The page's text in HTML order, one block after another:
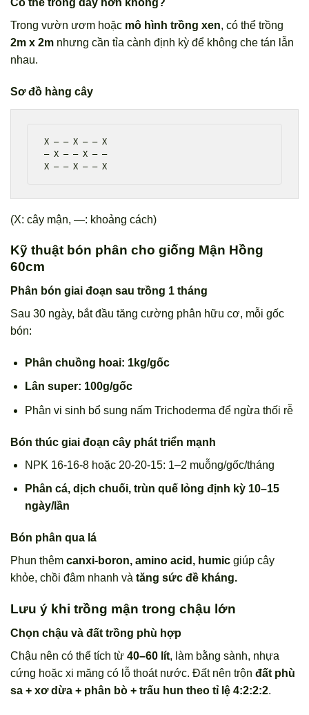
Trong vườn ươm hoặc mô hình trồng xen, có thể trồng
2m x 2m nhưng cần tỉa cành định kỳ để không che tán lẫn
nhau.
Sơ đồ hàng cây
X — — X — — X
— X — — X — —
X — — X — — X
(X: cây mận, —: khoảng cách)
Kỹ thuật bón phân cho giống Mận Hồng
60cm
Phân bón giai đoạn sau trồng 1 tháng
Sau 30 ngày, bắt đầu tăng cường phân hữu cơ, mỗi gốc
bón:
Phân chuồng hoai: 1kg/gốc
Lân super: 100g/gốc
Phân vi sinh bổ sung nấm Trichoderma để ngừa thối rễ
Bón thúc giai đoạn cây phát triển mạnh
NPK 16-16-8 hoặc 20-20-15: 1–2 muỗng/gốc/tháng
Phân cá, dịch chuối, trùn quế lỏng định kỳ 10–15
ngày/lần
Bón phân qua lá
Phun thêm canxi-boron, amino acid, humic giúp cây
khỏe, chồi đâm nhanh và tăng sức đề kháng.
Lưu ý khi trồng mận trong chậu lớn
Chọn chậu và đất trồng phù hợp
Chậu nên có thể tích từ 40–60 lít, làm bằng sành, nhựa
cứng hoặc xi măng có lỗ thoát nước. Đất nên trộn đất phù
sa + xơ dừa + phân bò + trấu hun theo tỉ lệ 4:2:2:2.